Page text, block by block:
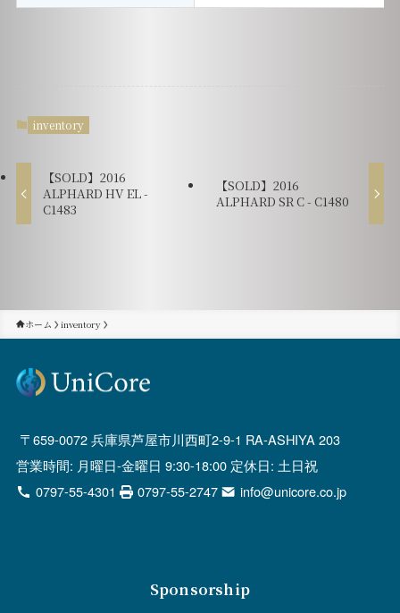
inventory
【SOLD】2016
ALPHARD HV EL -
C1483
【SOLD】2016
ALPHARD SR C - C1480
ホーム inventory
659-0072 兵庫県芦屋市川西町2-9-1 RA-ASHIYA 203
営業時間: 月曜日-金曜日 9:30-18:00 定休日: 土日祝
0797-55-4301
0797-55-2747 info@unicore.co.jp
Sponsorship